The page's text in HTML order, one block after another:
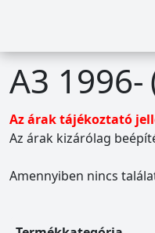
A3 1996-
Az árak tájékoztató
Az árak kizárólag
Amennyiben nincs